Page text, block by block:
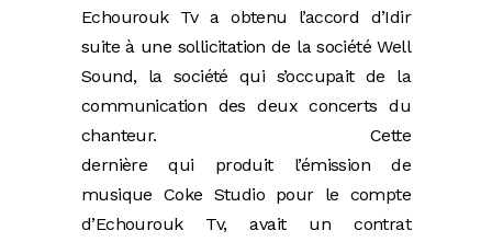
Echourouk Tv a obtenu l’accord d’Idir
suite à une sollicitation de la société Well
Sound, la société qui s’occupait de la
communication des deux concerts du
chanteur. Cette
dernière qui produit l’émission de
musique Coke Studio pour le compte
d’Echourouk Tv, avait un contrat